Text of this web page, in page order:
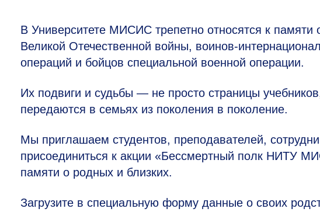
В Университете МИСИС трепетно относятся к
Великой Отечественной войны, воинов-
операций и бойцов специальной военной операции.
Их подвиги и судьбы — не просто страницы
передаются в семьях из поколения в поколение.
Мы приглашаем студентов, преподавателей,
присоединиться к акции «Бессмертный полк НИТУ
памяти о родных и близких.
Загрузите в специальную форму данные о своих